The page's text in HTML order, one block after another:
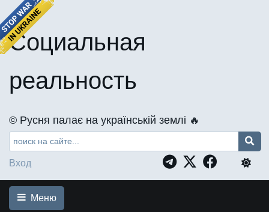
Социальная
реальность
©️ Русня палає на українській землі 🔥
Вход
Меню